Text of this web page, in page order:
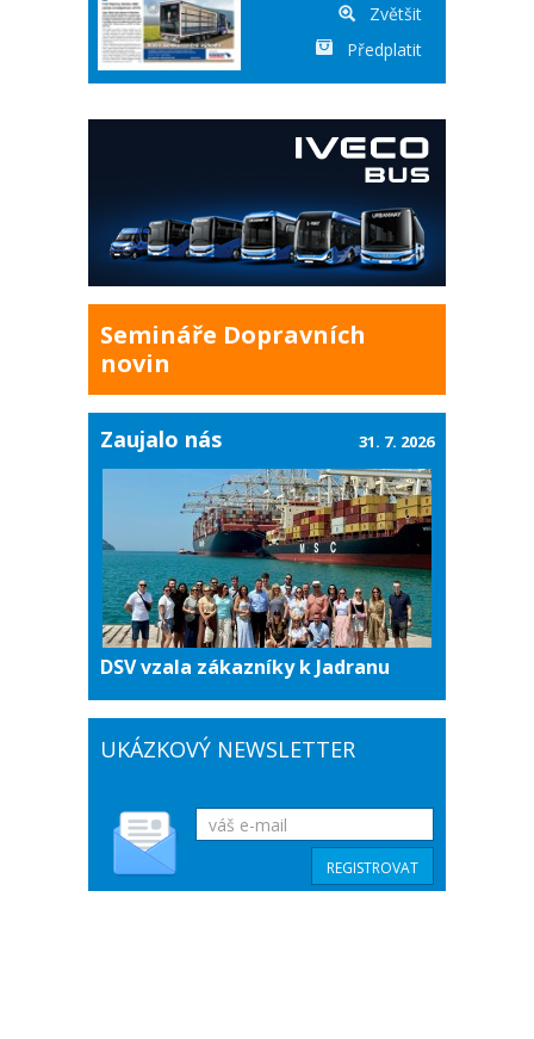
Zvětšit
Předplatit
Semináře Dopravních
novin
Zaujalo nás
DSV vzala zákazníky k Jadranu
31. 7. 2026
UKÁZKOVÝ NEWSLETTER